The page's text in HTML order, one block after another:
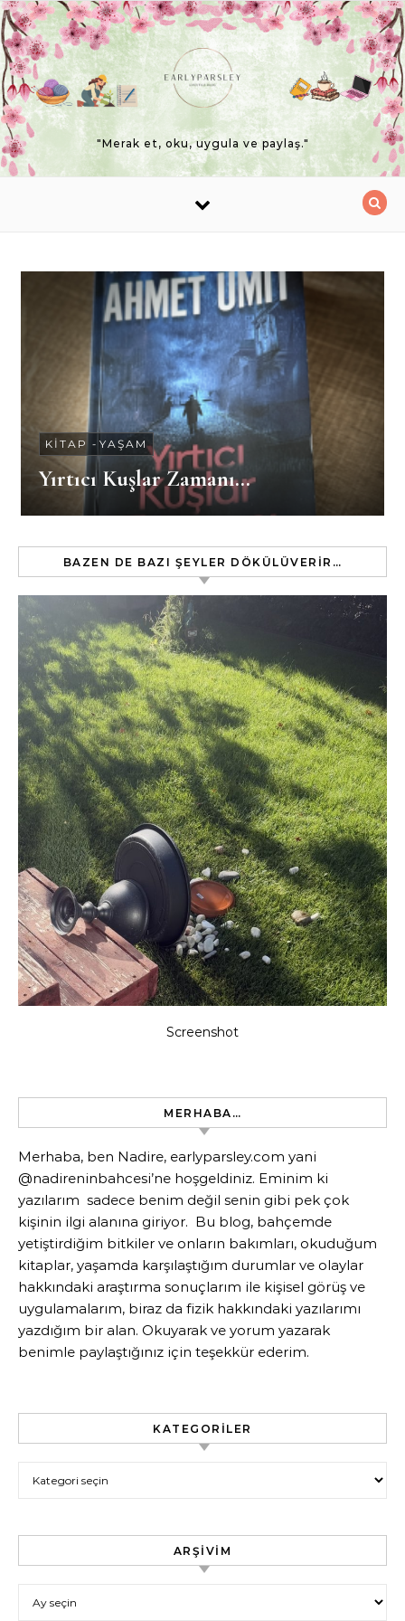
Skip to content
"Merak et, oku, uygula ve paylaş."
KITAP - YAŞAM
Yırtıcı Kuşlar Zamanı…
BAZEN DE BAZI ŞEYLER DÖKÜLÜVERIR…
Screenshot
MERHABA…
Merhaba, ben Nadire, earlyparsley.com yani
@nadireninbahcesi’ne hoşgeldiniz. Eminim ki
yazılarım sadece benim değil senin gibi pek çok
kişinin ilgi alanına giriyor. Bu blog, bahçemde
yetiştirdiğim bitkiler ve onların bakımları, okuduğum
kitaplar, yaşamda karşılaştığım durumlar ve olaylar
hakkındaki araştırma sonuçlarım ile kişisel görüş ve
uygulamalarım, biraz da fizik hakkındaki yazılarımı
yazdığım bir alan. Okuyarak ve yorum yazarak
benimle paylaştığınız için teşekkür ederim.
KATEGORILER
ARŞIVIM